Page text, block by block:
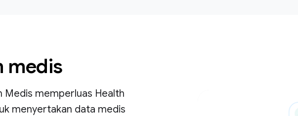
medis
Medis memperluas Health
menyertakan data medis